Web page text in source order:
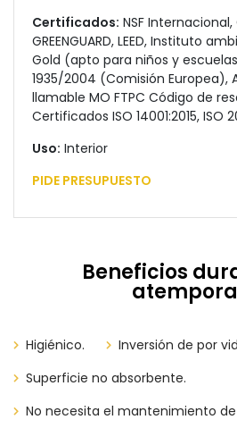
Certificados: NSF
GREENGUARD, LEED, Instituto
Gold (apto para niños y
1935/2004 (Comisión Europea),
llamable MO FTPC Código de
Certificados ISO 14001:2015, ISO
Uso: Interior
PIDE PRESUPUESTO
Beneficios
Higiénico.
Inversión de por
Superficie no absorbente.
No necesita el mantenimiento